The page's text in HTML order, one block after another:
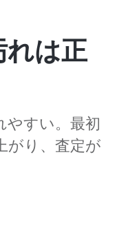
れは正
やすい。最初
がり、査定が